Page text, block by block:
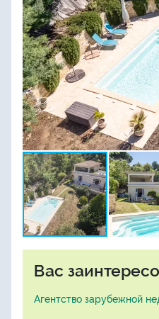
Вас
Агентство зарубежной